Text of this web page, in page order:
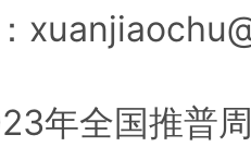
全国推普周